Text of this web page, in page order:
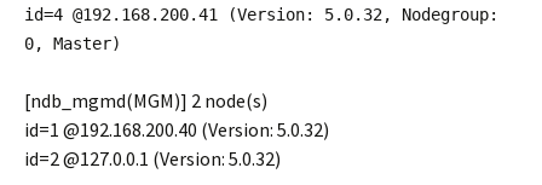
id=4 @192.168.200.41 (Version: 5.0.32, Nodegroup:
0, Master)
[ndb_mgmd(MGM)] 2 node(s)
id=1 @192.168.200.40 (Version: 5.0.32)
id=2 @127.0.0.1 (Version: 5.0.32)